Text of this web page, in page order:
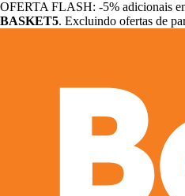
OFERTA FLASH: -5% adicionais
BASKET5. Excluindo ofertas de